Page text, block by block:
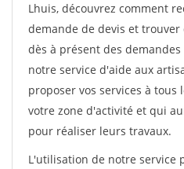
Lhuis, découvrez comment
demande de devis et trouver
dès à présent des
notre service d'aide aux
proposer vos services à tous
votre zone d'activité et qui
pour réaliser leurs travaux.
L'utilisation de notre service